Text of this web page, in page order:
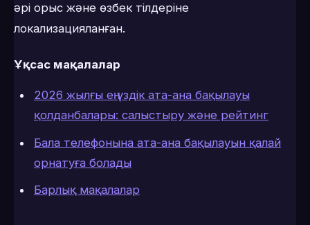
әрі орыс және өзбек тілдеріне
локализацияланған.
Ұқсас мақалалар
2026 жылғы ең үздік ата-ана бақылауы
қолданбалары: салыстыру және рейтинг
Бала телефонына ата-ана бақылауын қалай
орнатуға болады
Барлық мақалалар